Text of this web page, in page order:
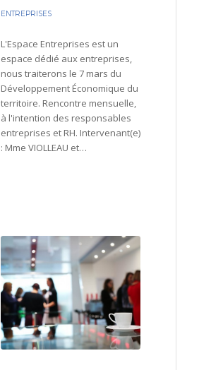
ENTREPRISES
L'Espace Entreprises est un
espace dédié aux entreprises,
nous traiterons le 7 mars du
Développement Économique du
territoire. Rencontre mensuelle,
à l'intention des responsables
entreprises et RH. Intervenant(e)
: Mme VIOLLEAU et…